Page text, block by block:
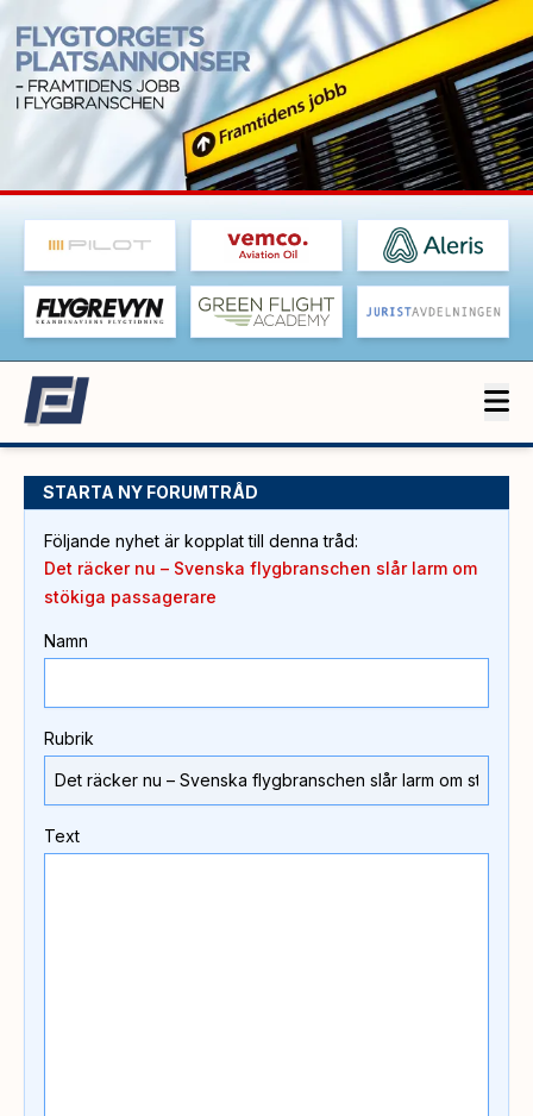
STARTA NY FORUMTRÅD
Följande nyhet är kopplat till denna tråd:
Det räcker nu – Svenska flygbranschen slår larm om
stökiga passagerare
Namn
Rubrik
Text